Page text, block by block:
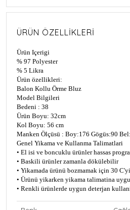
ÜRÜN ÖZELLIKLERI
Ürün Içerigi
% 97 Polyester
% 5 Likra
Ürün özellikleri:
Balon Kollu Örme Bluz
Model Bilgileri
Bedeni : 38
Ürün Boyu: 32cm
Kol Boyu: 56 cm
Manken Ölçüsü : Boy:176 Gögüs:90
Genel Yikama ve Kullanma Talimatlari
• El isi ve boncuklu ürünler hassas
• Baskili ürünler zamanla dökülebilir
• Yikamada ürünü bozmamak için 30
• Ürünü yikarken yikama talimatina
• Renkli ürünlerde uygun deterjan